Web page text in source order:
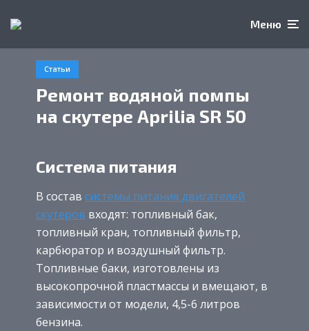
Меню
Статьи
Ремонт водяной помпы
на скутере Aprilia SR 50
Система питания
В состав системы питания двигателей
скутеров входят: топливный бак,
топливный кран, топливный фильтр,
карбюратор и воздушный фильтр.
Топливные баки, изготовлены из
высокопрочной пластмассы и вмещают, в
зависимости от модели, 4,5-6 литров
бензина.